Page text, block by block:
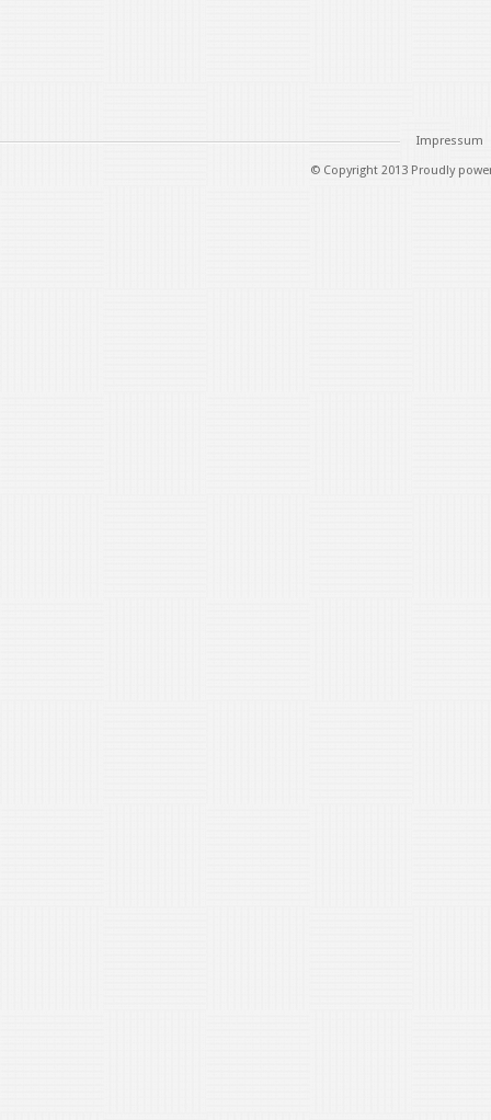
Impressum
© Copyright 2013 Proudly